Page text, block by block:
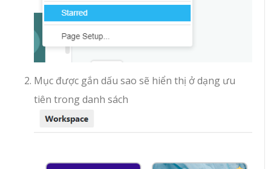
Mục được gắn dấu sao sẽ hiển thị ở dạng ưu
tiên trong danh sách